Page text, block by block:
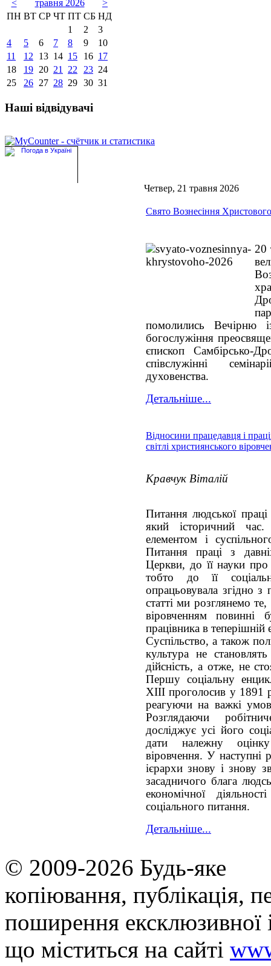
< травня 2026
>
ПН ВТ СР ЧТ ПТ СБ НД
1
2
3
4
5 6 7 8 9
10
11
12 13 14 15 16 17
18
19 20 21 22 23 24
25
26 27 28 29 30 31
Наші відвідувачі
Четвер, 21 травня 2026
Свято Вознесіння Христового
20
помолились Вечірню
богослужіння
єпископ Самбірсько-
співслужінні
духовенства.
Детальніше...
Відносини працедавця і
світлі християнського
Кравчук Віталій
Питання людської
який історичний
елементом і
Питання праці з
Церкви, до її науки
тобто до її
опрацьовувала згідно
статті ми розглянемо
віровченням повинні
працівника в теперішній
Суспільство, а також
культура не
дійсність, а отже, не
Першу соціальну
ХІІІ проголосив у 1891
реагуючи на важкі
Розглядаючи
досліджує усі його
дати належну
віровчення. У наступні
ієрархи знову і знову
засадничого блага
економічної
соціального питання.
Детальніше...
© 2009-2026 Будь-яке
копiювання, публiкацiя,
поширення
що мiститься на сайті